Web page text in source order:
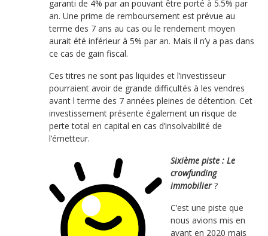
garanti de 4% par an pouvant être porté à 5.5% par
an. Une prime de remboursement est prévue au
terme des 7 ans au cas ou le rendement moyen
aurait été inférieur à 5% par an. Mais il n’y a pas dans
ce cas de gain fiscal.
Ces titres ne sont pas liquides et l’investisseur
pourraient avoir de grande difficultés à les vendres
avant l terme des 7 années pleines de détention. Cet
investissement présente également un risque de
perte total en capital en cas d’insolvabilité de
l’émetteur.
Sixième piste : Le
crowfunding
immobilier?
C’est une piste que
nous avions mis en
avant en 2020 mais